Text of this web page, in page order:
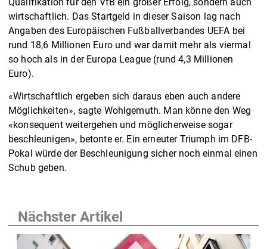
wirtschaftlich. Das Startgeld in dieser Saison lag nach
Angaben des Europäischen Fußballverbandes UEFA bei
rund 18,6 Millionen Euro und war damit mehr als viermal
so hoch als in der Europa League (rund 4,3 Millionen
Euro).
«Wirtschaftlich ergeben sich daraus eben auch andere
Möglichkeiten», sagte Wohlgemuth. Man könne den Weg
«konsequent weitergehen und möglicherweise sogar
beschleunigen», betonte er. Ein erneuter Triumph im DFB-
Pokal würde der Beschleunigung sicher noch einmal einen
Schub geben.
Nächster Artikel